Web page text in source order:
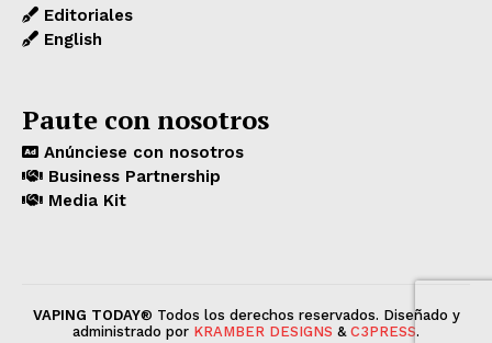
Editoriales
English
Paute con nosotros
Anúnciese con nosotros
Business Partnership
Media Kit
VAPING TODAY® Todos los derechos reservados. Diseñado y
administrado por KRAMBER DESIGNS & C3PRESS.